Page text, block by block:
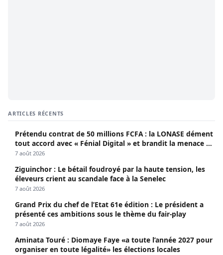
ARTICLES RÉCENTS
Prétendu contrat de 50 millions FCFA : la LONASE dément
tout accord avec « Fénial Digital » et brandit la menace de
poursuites
7 août 2026
Ziguinchor : Le bétail foudroyé par la haute tension, les
éleveurs crient au scandale face à la Senelec
7 août 2026
Grand Prix du chef de l’Etat 61e édition : Le président a
présenté ces ambitions sous le thème du fair-play
7 août 2026
Aminata Touré : Diomaye Faye «a toute l’année 2027 pour
organiser en toute légalité» les élections locales